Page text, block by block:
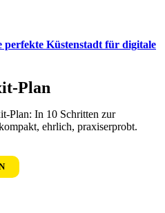
perfekte Küstenstadt für digitale
Plan
Plan: In 10 Schritten zur
ehrlich, praxiserprobt.